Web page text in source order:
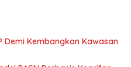
Demi Kembangkan Kawasan